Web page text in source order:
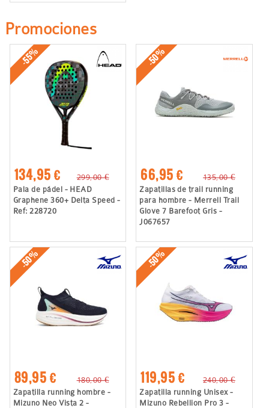
Promociones
-55%
134,95 €
299,00 €
Pala de pádel - HEAD
Graphene 360+ Delta Speed -
Ref: 228720
-50%
66,95 €
135,00 €
Zapatillas de trail running
para hombre - Merrell Trail
Glove 7 Barefoot Gris -
J067657
-50%
89,95 €
180,00 €
Zapatilla running hombre -
Mizuno Neo Vista 2 -
-50%
119,95 €
240,00 €
Zapatilla running Unisex -
Mizuno Rebellion Pro 3 -